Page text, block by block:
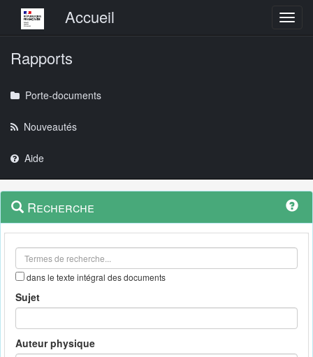
Menu principalAccueil
Rapports
Porte-documents
Nouveautés
Aide
Navigation
outils
Menu
contextuel
Recherche
dans le texte intégral des documents
Sujet
Auteur physique